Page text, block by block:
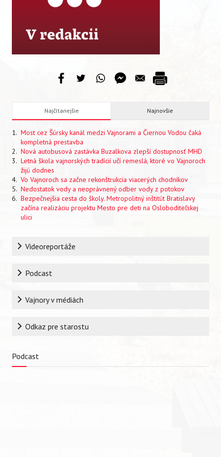
ARCHÍV VYDANÍ
Vyhľadávanie
Najčítanejšie Najnovšie
Most cez Šúrsky kanál medzi Vajnorami a Čiernou Vodou čaká
kompletná prestavba
Nová autobusová zastávka Buzalkova zlepší dostupnosť MHD
Letná škola vajnorských tradícií učí remeslá, ktoré vo Vajnoroch
žijú dodnes
Vo Vajnoroch sa začne rekonštrukcia viacerých chodníkov
Nedostatok vody a neoprávnený odber vody z potokov
Bezpečnejšia cesta do školy. Metropolitný inštitút Bratislavy
začína realizáciu projektu Mesto pre deti na Osloboditeľskej
ulici
RubrikaVideoreportáže
Podcast
Vajnory v médiách
Odkaz pre starostu
Podcast